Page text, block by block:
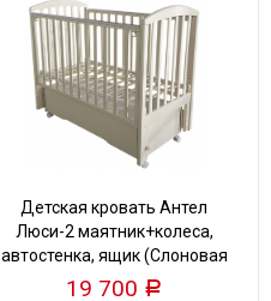
Детская кровать Антел
Люси-2 маятник+колеса,
автостенка, ящик (Слоновая
кость)
19 700 Р